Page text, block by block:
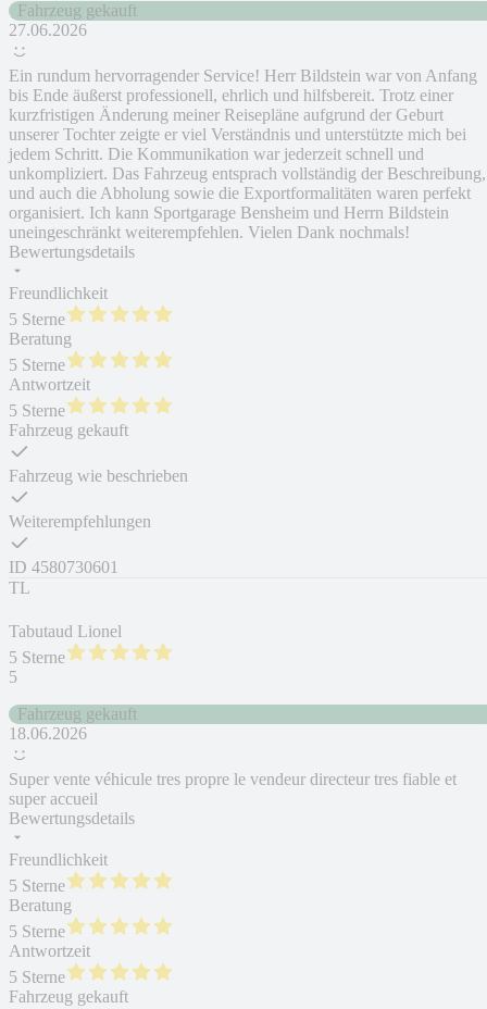
Fahrzeug gekauft
27.06.2026
Ein rundum hervorragender Service! Herr Bildstein war von Anfang
bis Ende äußerst professionell, ehrlich und hilfsbereit. Trotz einer
kurzfristigen Änderung meiner Reisepläne aufgrund der Geburt
unserer Tochter zeigte er viel Verständnis und unterstützte mich bei
jedem Schritt. Die Kommunikation war jederzeit schnell und
unkompliziert. Das Fahrzeug entsprach vollständig der Beschreibung,
und auch die Abholung sowie die Exportformalitäten waren perfekt
organisiert. Ich kann Sportgarage Bensheim und Herrn Bildstein
uneingeschränkt weiterempfehlen. Vielen Dank nochmals!
Bewertungsdetails
Freundlichkeit
5 Sterne
Beratung
5 Sterne
Antwortzeit
5 Sterne
Fahrzeug gekauft
Fahrzeug wie beschrieben
Weiterempfehlungen
ID 4580730601
TL
Tabutaud Lionel
5 Sterne
5
Fahrzeug gekauft
18.06.2026
Super vente véhicule tres propre le vendeur directeur tres fiable et
super accueil
Bewertungsdetails
Freundlichkeit
5 Sterne
Beratung
5 Sterne
Antwortzeit
5 Sterne
Fahrzeug gekauft